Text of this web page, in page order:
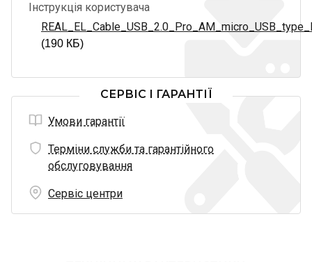
Інструкція користувача
(190 КБ)
СЕРВІС І ГАРАНТІЇ
Умови гарантії
Терміни служби та гарантійного
обслуговування
Сервіс центри